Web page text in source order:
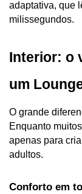
adaptativa, que
milissegundos.
Interior: o
um
O grande
Enquanto
apenas para
adultos.
Conforto em